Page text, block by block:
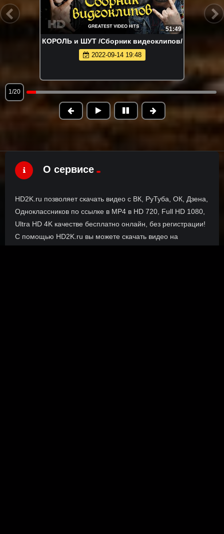
51:49
КОРОЛЬ и ШУТ /Сборник видеоклипов/
2022-09-14 19:48
1/20
О сервисе
HD2K.ru позволяет скачать видео с ВК, РуТуба, ОК, Дзена,
Одноклассников по ссылке в MP4 в HD 720, Full HD 1080,
Ultra HD 4K качестве бесплатно онлайн, без регистрации!
С помощью HD2K.ru вы можете скачать видео на